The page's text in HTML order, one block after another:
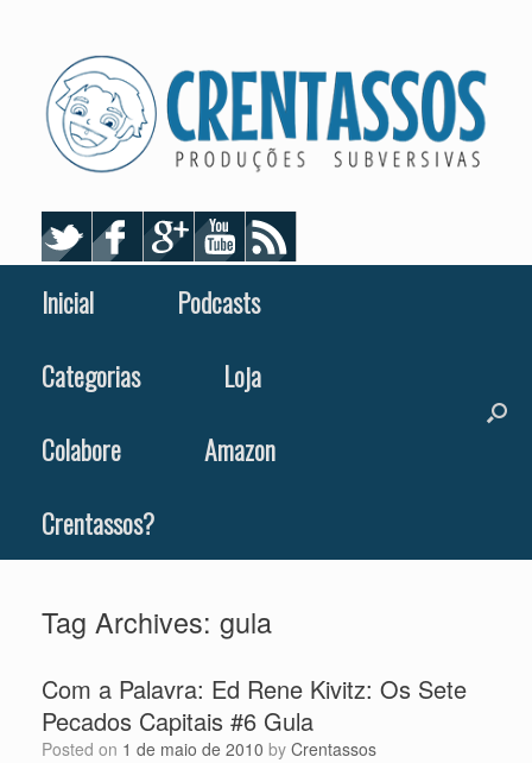
Inicial
Podcasts
Categorias
Loja
Colabore
Amazon
Crentassos?
Tag Archives: gula
Com a Palavra: Ed Rene Kivitz: Os Sete
Pecados Capitais #6 Gula
Posted on 1 de maio de 2010 by Crentassos